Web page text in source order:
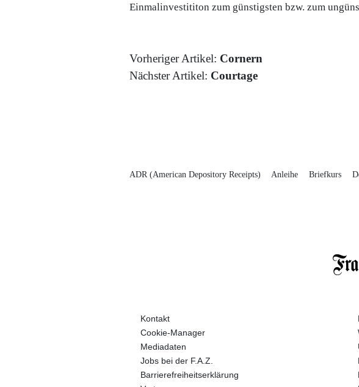
Einmalinvestititon zum günstigsten bzw. zum
Vorheriger Artikel: Cornern
Nächster Artikel: Courtage
ADR (American Depository Receipts) Anleihe Briefkurs
Kontakt
Cookie-Manager
Mediadaten
Jobs bei der F.A.Z.
Barrierefreiheitserklärung